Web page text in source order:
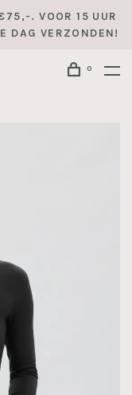
. VOOR 15 UUR
DAG VERZONDEN!
0